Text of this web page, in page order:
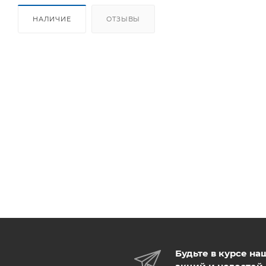
НАЛИЧИЕ ОТЗЫВЫ
Будьте в курсе